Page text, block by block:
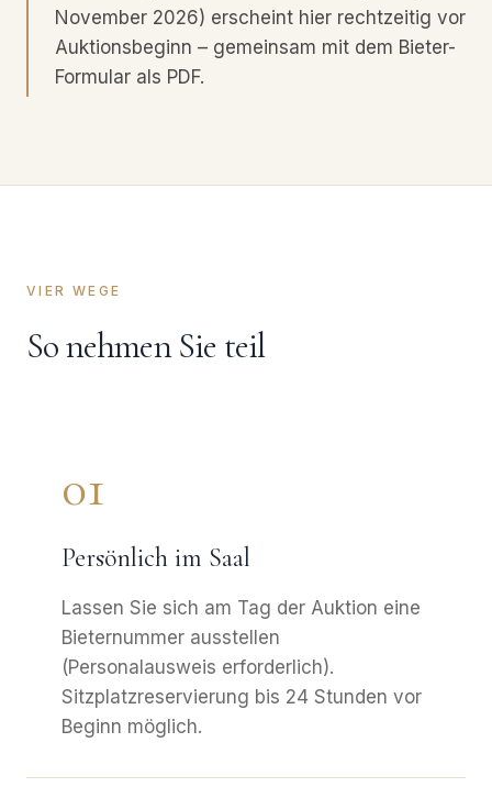
November 2026) erscheint hier rechtzeitig vor
Auktionsbeginn – gemeinsam mit dem Bieter-
Formular als PDF.
VIER WEGE
So nehmen Sie teil
01
Persönlich im Saal
Lassen Sie sich am Tag der Auktion eine
Bieternummer ausstellen
(Personalausweis erforderlich).
Sitzplatzreservierung bis 24 Stunden vor
Beginn möglich.